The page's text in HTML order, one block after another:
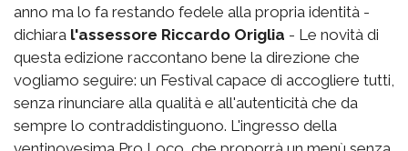
anno ma lo fa restando fedele alla propria identità -
dichiara l'assessore Riccardo Origlia - Le novità di
questa edizione raccontano bene la direzione che
vogliamo seguire: un Festival capace di accogliere tutti,
senza rinunciare alla qualità e all'autenticità che da
sempre lo contraddistinguono. L'ingresso della